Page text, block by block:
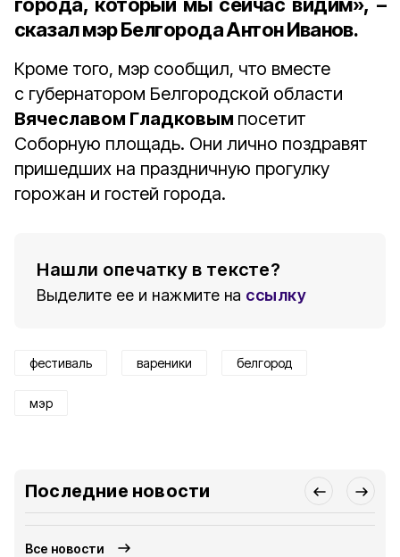
сказалмэр Белгорода Антон Иванов.
Кроме того, мэр сообщил, что вместе
с губернатором Белгородской области
Вячеславом Гладковым посетит
Соборную площадь. Они лично поздравят
пришедших на праздничную прогулку
горожан и гостей города.
Нашли опечатку в тексте?
Выделите ее и нажмите на ссылку
фестиваль вареники белгород
мэр
Последние новости
Все новости